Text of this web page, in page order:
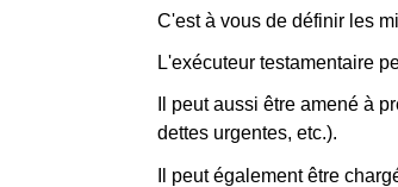
C'est à vous de définir les
L'exécuteur testamentaire
Il peut aussi être amené à
dettes urgentes, etc.).
Il peut également être